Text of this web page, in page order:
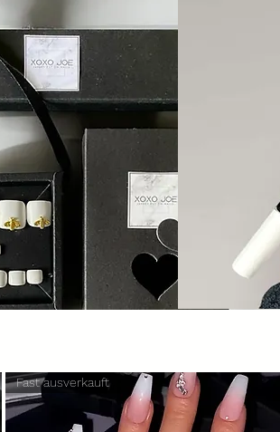
Fast ausverkauft